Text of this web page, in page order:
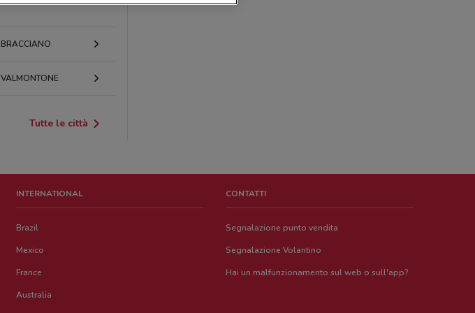
BRACCIANO
VALMONTONE
Tutte le città
INTERNATIONAL
Brazil
Mexico
France
Australia
CONTATTI
Segnalazione punto vendita
Segnalazione Volantino
Hai un malfunzionamento sul web o sull'app?